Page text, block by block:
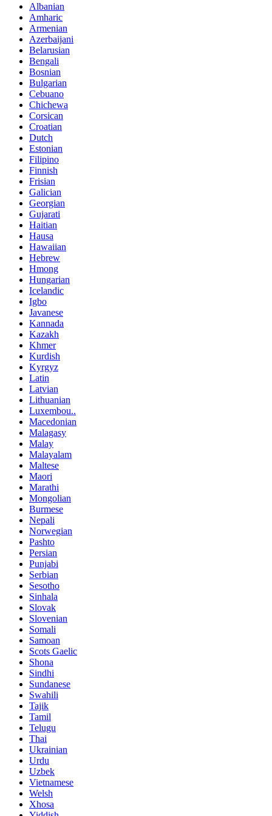
Albanian
Amharic
Armenian
Azerbaijani
Belarusian
Bengali
Bosnian
Bulgarian
Cebuano
Chichewa
Corsican
Croatian
Dutch
Estonian
Filipino
Finnish
Frisian
Galician
Georgian
Gujarati
Haitian
Hausa
Hawaiian
Hebrew
Hmong
Hungarian
Icelandic
Igbo
Javanese
Kannada
Kazakh
Khmer
Kurdish
Kyrgyz
Latin
Latvian
Lithuanian
Luxembou..
Macedonian
Malagasy
Malay
Malayalam
Maltese
Maori
Marathi
Mongolian
Burmese
Nepali
Norwegian
Pashto
Persian
Punjabi
Serbian
Sesotho
Sinhala
Slovak
Slovenian
Somali
Samoan
Scots Gaelic
Shona
Sindhi
Sundanese
Swahili
Tajik
Tamil
Telugu
Thai
Ukrainian
Urdu
Uzbek
Vietnamese
Welsh
Xhosa